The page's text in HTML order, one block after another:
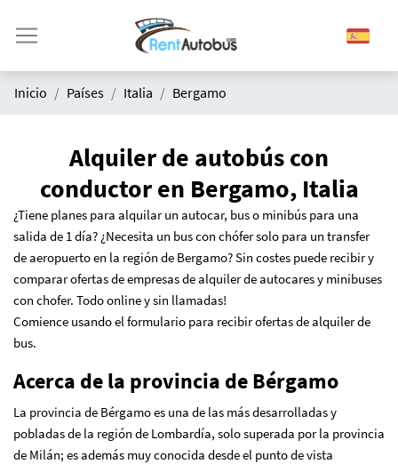
Inicio Países Italia Bergamo
Alquiler de autobús con
conductor en Bergamo, Italia
¿Tiene planes para alquilar un autocar, bus o minibús para una
salida de 1 día? ¿Necesita un bus con chófer solo para un transfer
de aeropuerto en la región de Bergamo? Sin costes puede recibir y
comparar ofertas de empresas de alquiler de autocares y minibuses
con chofer. Todo online y sin llamadas!
Comience usando el formulario para recibir ofertas de alquiler de
bus.
Acerca de la provincia de Bérgamo
La provincia de Bérgamo es una de las más desarrolladas y
pobladas de la región de Lombardía, solo superada por la provincia
de Milán; es además muy conocida desde el punto de vista